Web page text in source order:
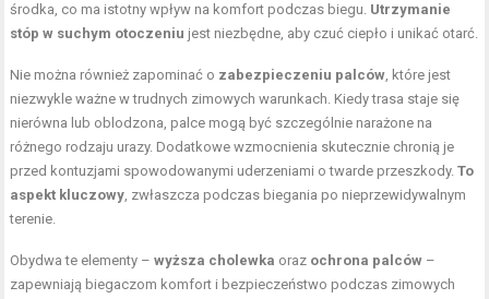
środka, co ma istotny wpływ na komfort podczas biegu. Utrzymanie
stóp w suchym otoczeniu jest niezbędne, aby czuć ciepło i unikać otarć.
Nie można również zapominać o zabezpieczeniu palców, które jest
niezwykle ważne w trudnych zimowych warunkach. Kiedy trasa staje się
nierówna lub oblodzona, palce mogą być szczególnie narażone na
różnego rodzaju urazy. Dodatkowe wzmocnienia skutecznie chronią je
przed kontuzjami spowodowanymi uderzeniami o twarde przeszkody.To
aspekt kluczowy, zwłaszcza podczas biegania po nieprzewidywalnym
terenie.
Obydwa te elementy –wyższa cholewka oraz ochrona palców –
zapewniają biegaczom komfort i bezpieczeństwo podczas zimowych